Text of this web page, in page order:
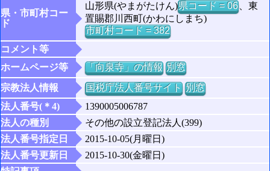
県・市町村コー
ド
山形県(やまがたけん)県コード = 06、東
置賜郡川西町(かわにしまち)
市町村コード = 382
コメント等
ホームページ等
「向泉寺」の情報 別窓
宗教法人情報
国税庁法人番号サイト 別窓
法人番号(＊4)
1390005006787
法人の種別
その他の設立登記法人(399)
法人番号指定日
2015-10-05(月曜日)
法人番号更新日
2015-10-30(金曜日)